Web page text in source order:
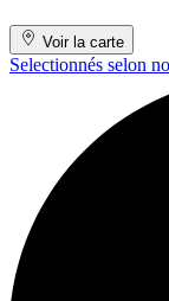
Voir la carte
Selectionnés selon